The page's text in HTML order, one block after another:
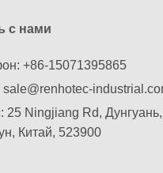
с нами
+86-15071395865
sale@renhotec-
25 Ningjiang Rd,
Китай, 523900